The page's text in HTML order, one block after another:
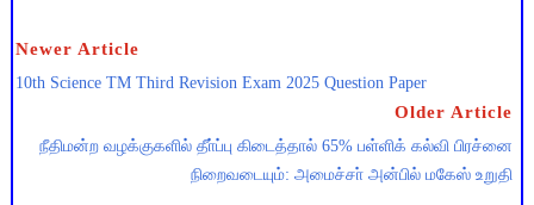
Newer Article
10th Science TM Third Revision Exam 2025 Question Paper
Older Article
நீதிமன்ற வழக்குகளில் தீா்ப்பு கிடைத்தால் 65% பள்ளிக் கல்வி பிரச்னை
நிறைவடையும்: அமைச்சா் அன்பில் மகேஸ் உறுதி